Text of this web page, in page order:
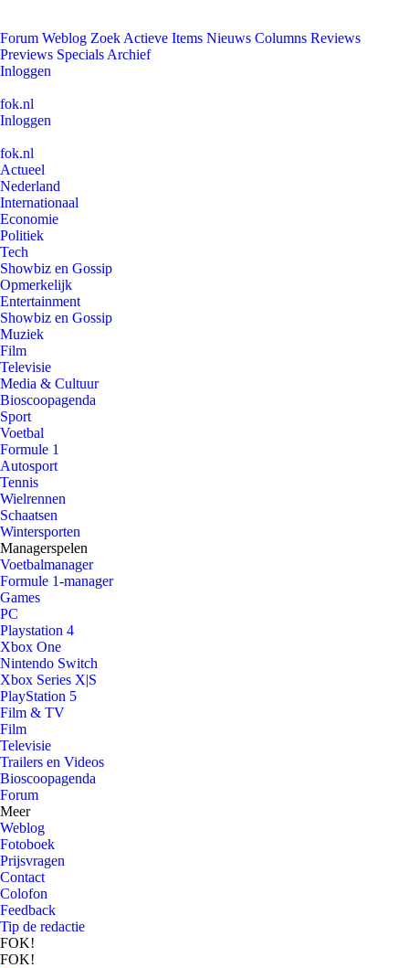
Forum Weblog Zoek Actieve Items Nieuws Columns Reviews
Previews Specials Archief
Inloggen
fok.nl
Inloggen
fok.nl
Actueel
Nederland
Internationaal
Economie
Politiek
Tech
Showbiz en Gossip
Opmerkelijk
Entertainment
Showbiz en Gossip
Muziek
Film
Televisie
Media & Cultuur
Bioscoopagenda
Sport
Voetbal
Formule 1
Autosport
Tennis
Wielrennen
Schaatsen
Wintersporten
Managerspelen
Voetbalmanager
Formule 1-manager
Games
PC
Playstation 4
Xbox One
Nintendo Switch
Xbox Series X|S
PlayStation 5
Film & TV
Film
Televisie
Trailers en Videos
Bioscoopagenda
Forum
Meer
Weblog
Fotoboek
Prijsvragen
Contact
Colofon
Feedback
Tip de redactie
FOK!
FOK!